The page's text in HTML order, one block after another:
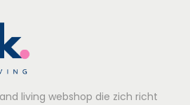
and living webshop die zich richt